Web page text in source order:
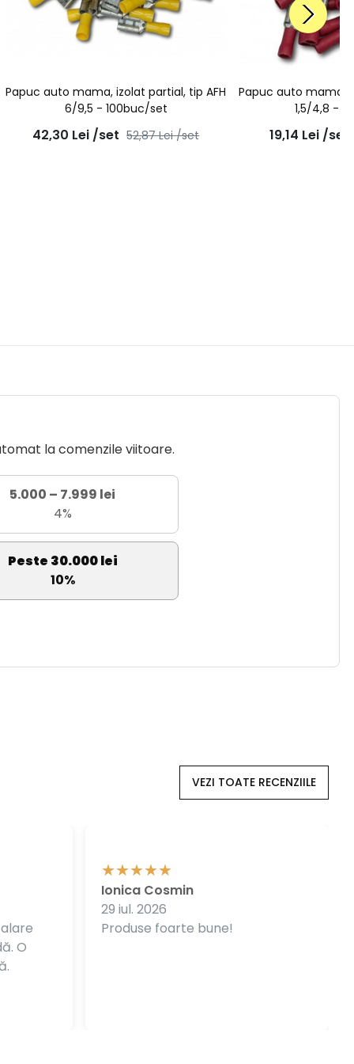
Papuc auto mama, izolat partial, tip AFH
6/9,5 - 100buc/set
42,30 Lei /set 52,87Lei /set
Papuc auto mama,
1,5/4,8 -
19,14 Lei /set
la comenzile viitoare.
5.000 – 7.999 lei
4%
Peste 30.000 lei
10%
VEZI TOATE RECENZIILE
O
Produse foarte bune!
Ionica Cosmin
29 iul. 2026